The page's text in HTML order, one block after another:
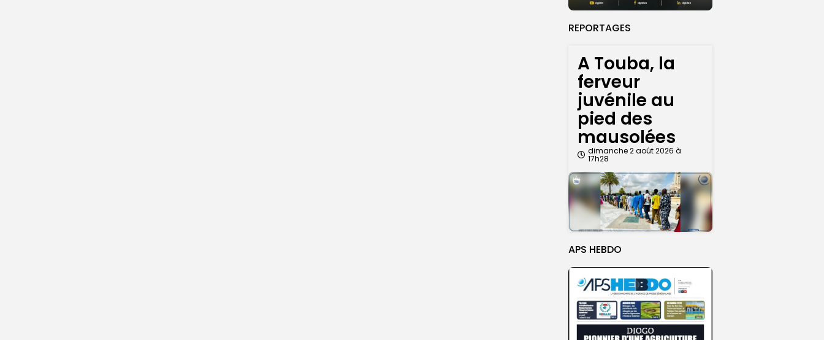
REPORTAGES
A Touba, la
ferveur
juvénile au
pied des
mausolées
dimanche 2 août 2026 à
17h28
APS HEBDO